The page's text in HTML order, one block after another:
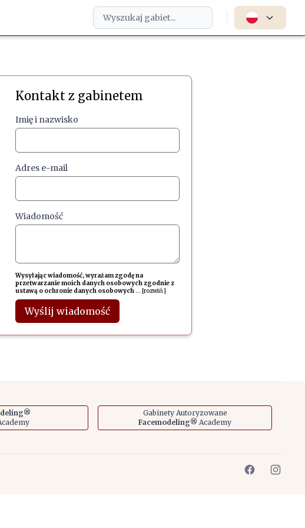
Kontakt z gabinetem
Imię i nazwisko
Adres e-mail
Wiadomość
Wysyłając wiadomość, wyrażam zgodę na
przetwarzanie moich danych osobowych zgodnie z
ustawą o ochronie danych osobowych ... [rozwiń]
Wyślij wiadomość
Gabinety Autoryzowane
Facemodeling® Academy